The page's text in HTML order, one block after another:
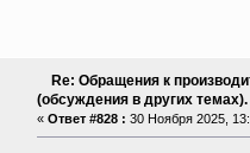
Re: Обращения к
(обсуждения в других темах).
« Ответ #828 : 30 Ноября 2025,